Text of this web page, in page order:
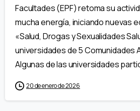
Facultades (EPF) retoma su
mucha energía, iniciando nuevas
«Salud, Drogas y Sexualidades
universidades de 5 Comunidades
Algunas de las universidades
20 de enero de 2026